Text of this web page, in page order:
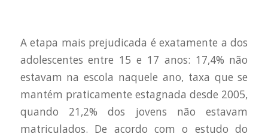
A etapa mais prejudicada é exatamente a dos
adolescentes entre 15 e 17 anos: 17,4% não
estavam na escola naquele ano, taxa que se
mantém praticamente estagnada desde 2005,
quando 21,2% dos jovens não estavam
matriculados. De acordo com o estudo do